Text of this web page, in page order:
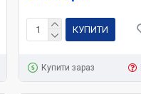
КУПИТИ
Купити зараз